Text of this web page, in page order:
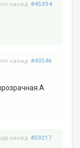
назад #45394
назад #43546
назад #59217